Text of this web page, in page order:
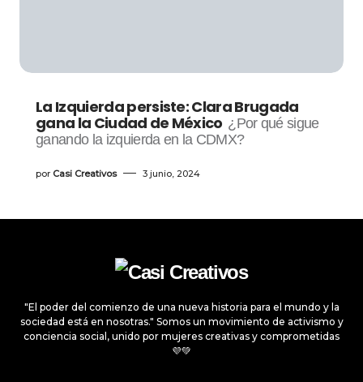
La Izquierda persiste: Clara Brugada
gana la Ciudad de México ¿Por qué sigue
ganando la izquierda en la CDMX?
por Casi Creativos 3 junio, 2024
"El poder del comienzo de una nueva historia para el mundo y la
sociedad está en nosotras." Somos un movimiento de activismo y
conciencia social, unido por mujeres creativas y comprometidas
💜💚